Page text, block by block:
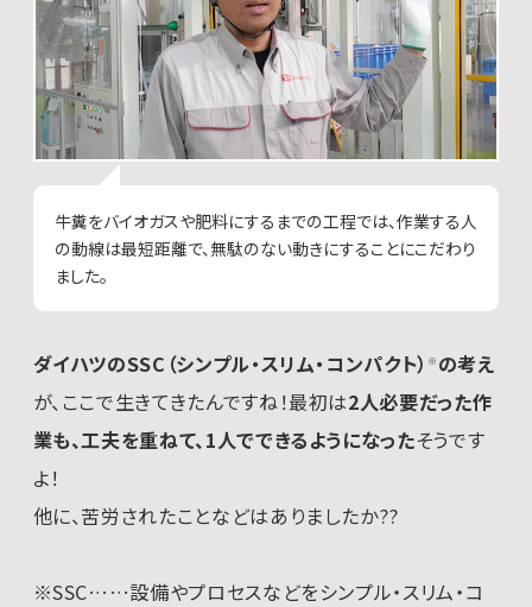
牛糞をバイオガスや肥料にするまでの工程では、作業する人
の動線は最短距離で、無駄のない動きにすることにこだわり
ました。
ダイハツのSSC（シンプル・スリム・コンパクト） ※ の考え
が、ここで生きてきたんですね！最初は2人必要だった作
業も、工夫を重ねて、1人でできるようになったそうです
よ！
他に、苦労されたことなどはありましたか??
※SSC……設備やプロセスなどをシンプル・スリム・コ